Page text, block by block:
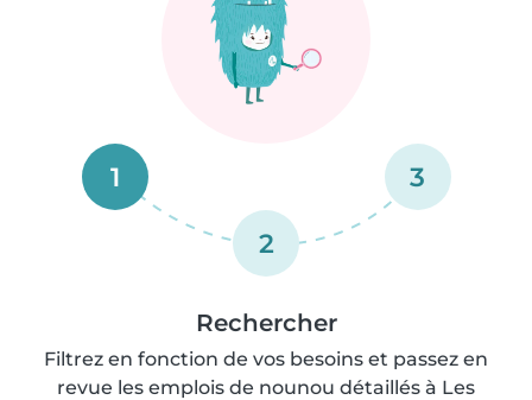
1
2
3
Rechercher
Filtrez en fonction de vos besoins et passez en
revue les emplois de nounou détaillés à Les